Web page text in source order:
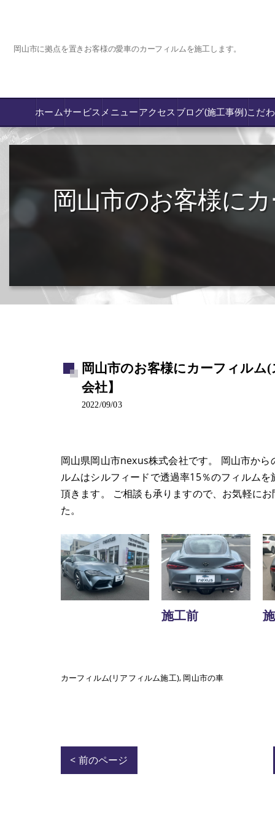
岡山市に拠点を置きお客様の愛車のカーフィルムを施工します。
ホームサービス メニュー
フロントガラス飛び石傷/補修修理か交
カー用品取付･車販売･買取(ﾄﾞﾗﾚｺ･ﾅﾋﾞ等)
アクセス ブログ(施工事例)こだ
岡山市のお客様に
岡山市のお客様にカーフィル
会社】
2022/09/03
岡山県岡山市nexus株式会社です。 岡山市か
ルムはシルフィードで透過率15％のフィルム
頂きます。 ご相談も承りますので、お気軽に
た。
施工前
カーフィルム(リアフィルム施工) 岡山市の車
< 前のページ